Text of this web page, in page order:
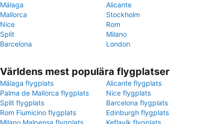
Málaga
Alicante
Mallorca
Stockholm
Nice
Rom
Split
Milano
Barcelona
London
Världens mest populära flygplatser
Málaga flygplats
Alicante flygplats
Palma de Mallorca flygplats
Nice flygplats
Split flygplats
Barcelona flygplats
Rom Fiumicino flygplats
Edinburgh flygplats
Milano Malpensa flygplats
Keflavík flygplats